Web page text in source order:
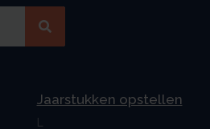
Jaarstukken opstellen